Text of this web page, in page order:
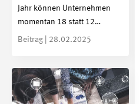
Jahr können Unternehmen
momentan 18 statt 12…
Beitrag | 28.02.2025